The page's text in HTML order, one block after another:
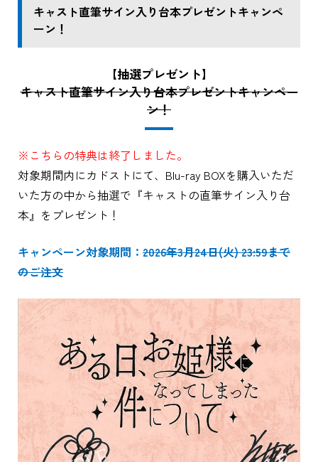
キャスト直筆サイン入り台本プレゼントキャンペ
ーン！
【抽選プレゼント】
キャスト直筆サイン入り台本プレゼントキャンペー
ン！
※こちらの特典は終了しました。
対象期間内にカドストにて、Blu-ray BOXを購入いただ
いた方の中から抽選で『キャストの直筆サイン入り台
本』をプレゼント！
キャンペーン対象期間： 2026年3月24日(火) 23:59まで
のご注文